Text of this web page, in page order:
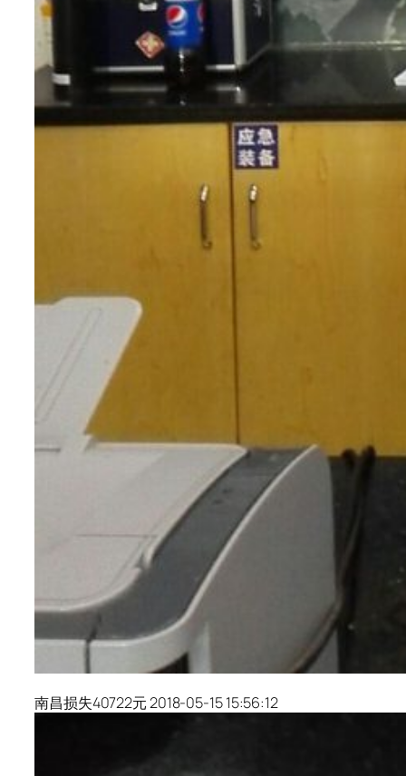
南昌损失40722元 2018-05-15 15:56:12